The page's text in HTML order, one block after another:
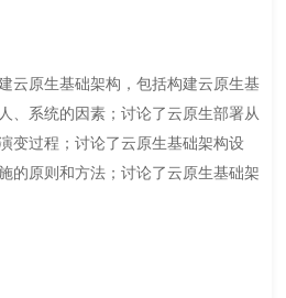
原生基础架构，包括构建云原生基
、系统的因素；讨论了云原生部署从
变过程；讨论了云原生基础架构设
的原则和方法；讨论了云原生基础架